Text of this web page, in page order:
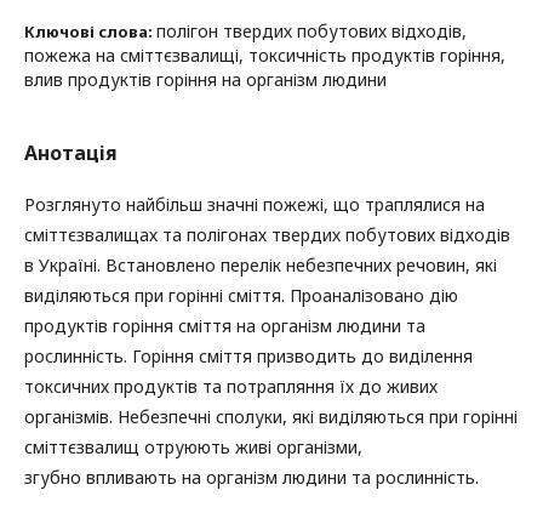
Ключові слова: полігон твердих побутових відходів,
пожежа на сміттєзвалищі, токсичність продуктів горіння,
влив продуктів горіння на організм людини
Анотація
Розглянуто найбільш значні пожежі, що траплялися на
сміттєзвалищах та полігонах твердих побутових відходів
в Україні. Встановлено перелік небезпечних речовин, які
виділяються при горінні сміття. Проаналізовано дію
продуктів горіння сміття на організм людини та
рослинність. Горіння сміття призводить до виділення
токсичних продуктів та потрапляння їх до живих
організмів. Небезпечні сполуки, які виділяються при горінні
сміттєзвалищ отруюють живі організми,
згубно впливають на організм людини та рослинність.